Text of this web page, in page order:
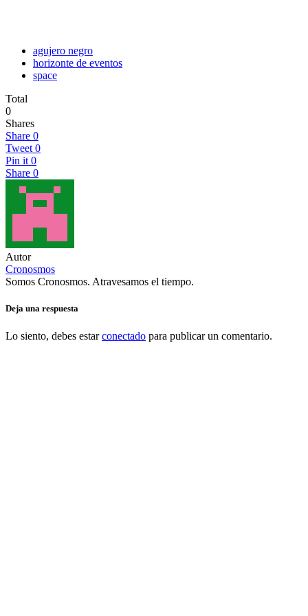
agujero negro
horizonte de eventos
space
Total
0
Shares
Share 0
Tweet 0
Pin it 0
Share 0
Autor
Cronosmos
Somos Cronosmos. Atravesamos el tiempo.
Deja una respuesta
Lo siento, debes estarconectado para publicar un comentario.